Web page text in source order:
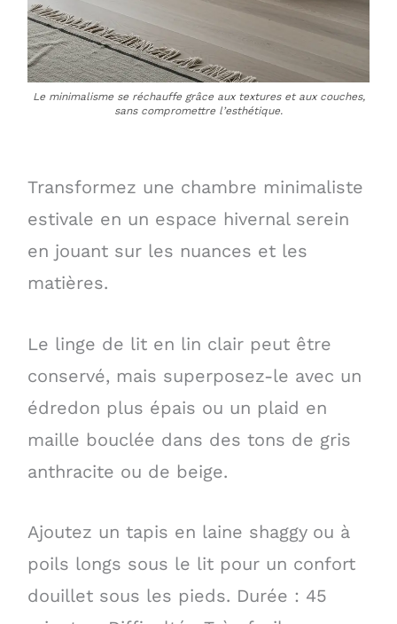
Le minimalisme se réchauffe grâce aux textures et aux couches,
sans compromettre l’esthétique.
Transformez une chambre minimaliste
estivale en un espace hivernal serein
en jouant sur les nuances et les
matières.
Le linge de lit en lin clair peut être
conservé, mais superposez-le avec un
édredon plus épais ou un plaid en
maille bouclée dans des tons de gris
anthracite ou de beige.
Ajoutez un tapis en laine shaggy ou à
poils longs sous le lit pour un confort
douillet sous les pieds. Durée : 45